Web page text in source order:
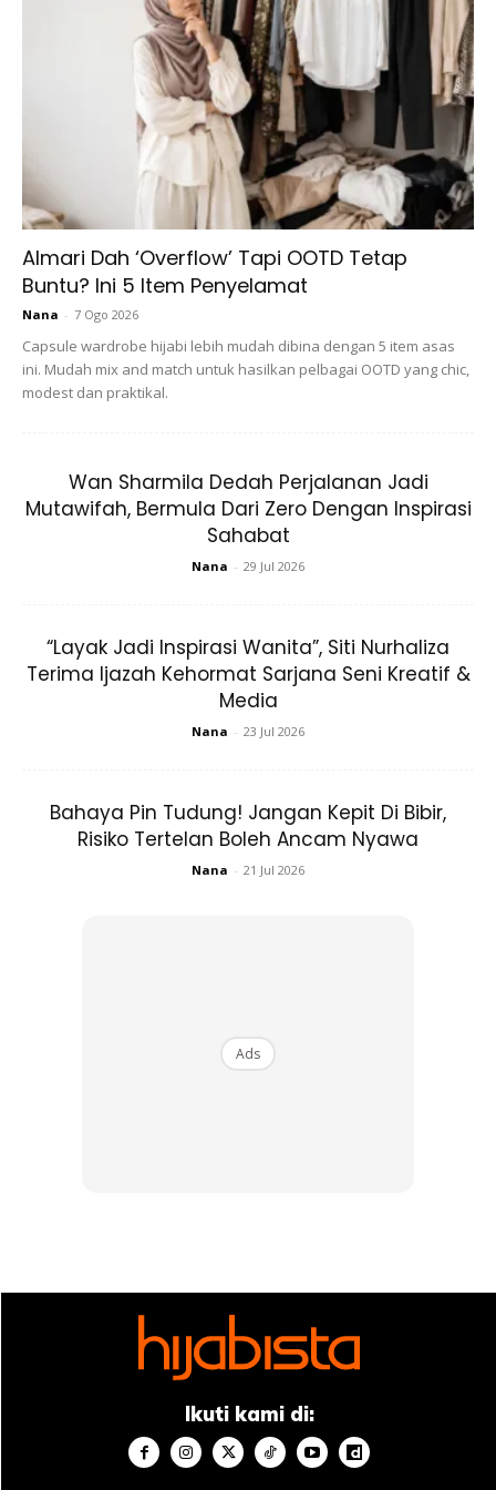
Khasiat rotiwholemeal
Untuk anda yang baru ingin mencuba dietroti wholemeal,
berikut merupakan beberapa khasiatnya
1.Bantu menurunkan berat badan
Kandungan bijirin yang terdapat dalam roti wholemealini
mampu membuatkan anda berasa kenyang lebih lama. Ini
penambahan berat badan. Kandungan yang terdapat di
dalam roti ini membantu usus untuk memproses makanan
Apabila menyentuh tentang diet, ramai orang berfikir
tentang sukan dan berlari untuk menurunkan berat badan
dengan lebih cepat. Untuk menjalani aktiviti sukan seperti
berlari dan berjoging, perkara pertama yang perlu
Almari Dah ‘Overflow’ Tapi OOTD Tetap
Buntu? Ini 5 Item Penyelamat
Nana - 7 Ogo 2026
Capsule wardrobe hijabi lebih mudah dibina dengan 5 item asas
ini. Mudah mix and match untuk hasilkan pelbagai OOTD yang chic,
modest dan praktikal.
Wan Sharmila Dedah Perjalanan Jadi
Mutawifah, Bermula Dari Zero Dengan Inspirasi
Sahabat
Nana - 29 Jul 2026
“Layak Jadi Inspirasi Wanita”, Siti Nurhaliza
Terima Ijazah Kehormat Sarjana Seni Kreatif &
Media
Nana - 23 Jul 2026
Bahaya Pin Tudung! Jangan Kepit Di Bibir,
Risiko Tertelan Boleh Ancam Nyawa
Nana - 21 Jul 2026
Ads
Ikuti kami di: